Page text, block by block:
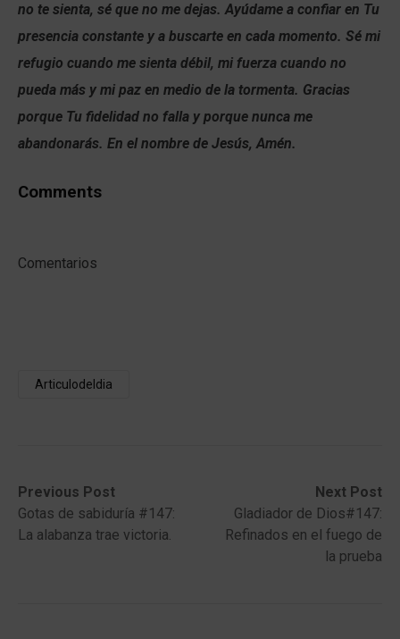
no te sienta, sé que no me dejas. Ayúdame a confiar en Tu
presencia constante y a buscarte en cada momento. Sé mi
refugio cuando me sienta débil, mi fuerza cuando no
pueda más y mi paz en medio de la tormenta. Gracias
porque Tu fidelidad no falla y porque nunca me
abandonarás. En el nombre de Jesús, Amén.
Comments
Comentarios
Articulodeldia
Post
navigation
Previous Post
Previous
post:Gotas de sabiduría #147:
La alabanza trae victoria.
Next Post
Next
post:
Gladiador de Dios#147:
Refinados en el fuego de
la prueba